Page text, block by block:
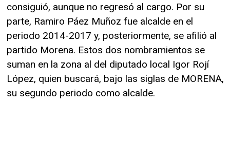
consiguió, aunque no regresó al cargo. Por su
parte, Ramiro Páez Muñoz fue alcalde en el
periodo 2014-2017 y, posteriormente, se afilió al
partido Morena. Estos dos nombramientos se
suman en la zona al del diputado local Igor Rojí
López, quien buscará, bajo las siglas de MORENA,
su segundo periodo como alcalde.